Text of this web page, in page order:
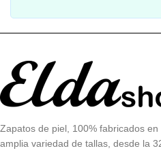
Zapatos de piel, 100% fabricados
amplia variedad de tallas, desde la